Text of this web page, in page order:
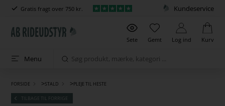
Gratis fragt over 750 kr. Kundeservice
Sete Gemt Log ind Kurv
Menu
FORSIDE >STALD >PLEJE TIL HESTE
TILBAGE TIL FORRIGE